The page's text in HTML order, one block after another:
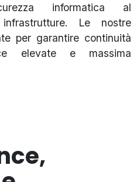
informatica al
Le nostre
per garantire continuità
elevate e massima